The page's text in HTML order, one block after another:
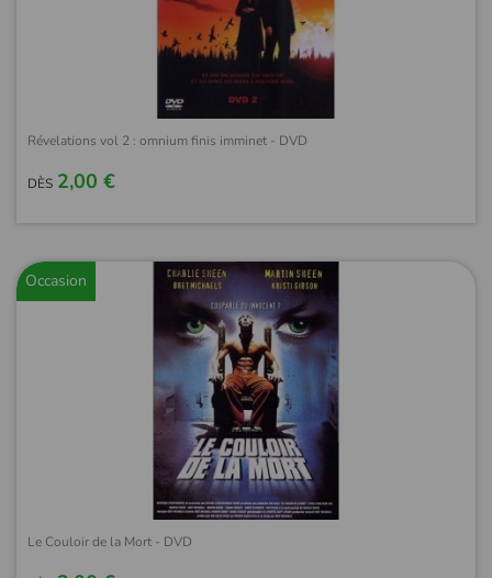
Révelations vol 2 : omnium finis imminet - DVD
DÈS 2,00 €
Occasion
Le Couloir de la Mort - DVD